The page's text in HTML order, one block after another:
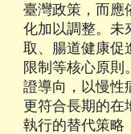
臺灣政策，而應
化加以調整。未
取、腸道健康促
限制等核心原則
證導向，以慢性
更符合長期的在
執行的替代策略